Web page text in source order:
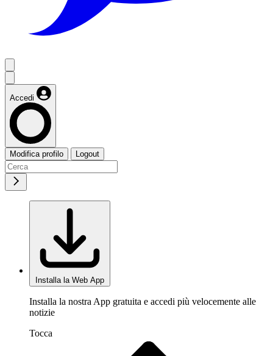
Accedi
Modifica profilo Logout
Installa la Web App
Installa la nostra App gratuita e accedi più velocemente alle
notizie
Tocca